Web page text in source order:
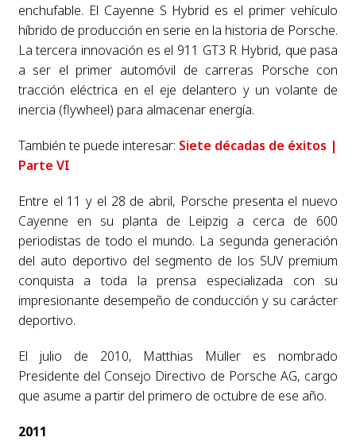
enchufable. El Cayenne S Hybrid es el primer vehículo
híbrido de producción en serie en la historia de Porsche.
La tercera innovación es el 911 GT3 R Hybrid, que pasa
a ser el primer automóvil de carreras Porsche con
tracción eléctrica en el eje delantero y un volante de
inercia (flywheel) para almacenar energía.
También te puede interesar: Siete décadas de éxitos |
Parte VI
Entre el 11 y el 28 de abril, Porsche presenta el nuevo
Cayenne en su planta de Leipzig a cerca de 600
periodistas de todo el mundo. La segunda generación
del auto deportivo del segmento de los SUV premium
conquista a toda la prensa especializada con su
impresionante desempeño de conducción y su carácter
deportivo.
El julio de 2010, Matthias Müller es nombrado
Presidente del Consejo Directivo de Porsche AG, cargo
que asume a partir del primero de octubre de ese año.
2011